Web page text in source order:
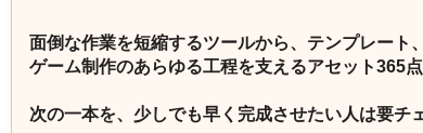
面倒な作業を短縮するツールから、テンプレート
ゲーム制作のあらゆる工程を支えるアセット365点
次の一本を、少しでも早く完成させたい人は要チ